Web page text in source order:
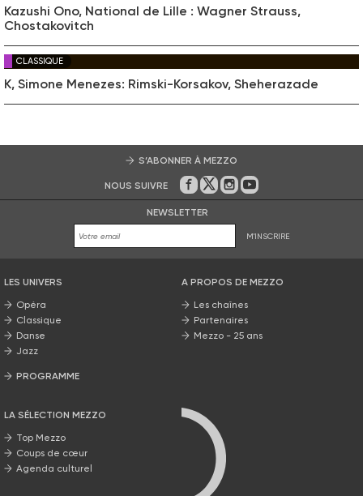
Kazushi Ono, National de Lille : Wagner Strauss,
Chostakovitch
CLASSIQUE
K, Simone Menezes: Rimski-Korsakov, Sheherazade
S’ABONNER À MEZZO
NOUS SUIVRE Sur Facebook
Sur Twitter
Sur Instagram
Sur Youtube
NEWSLETTER
M'INSCRIRE
LES UNIVERS
Opéra
Classique
Danse
Jazz
PROGRAMME
LA SÉLECTION MEZZO
Top Mezzo
Coups de cœur
Agenda culturel
A PROPOS DE MEZZO
Les chaînes
Partenaires
Mezzo - 25 ans